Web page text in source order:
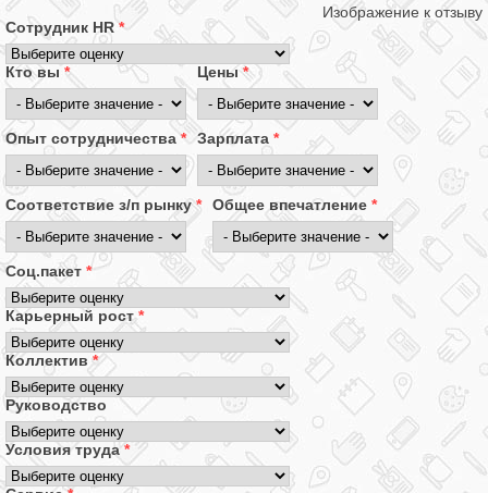
Изображение к отзыву
Сотрудник HR*
Кто вы * Цены*
Опыт сотрудничества* Зарплата *
Соответствие з/п рынку* Общее впечатление *
Соц.пакет *
Карьерный рост*
Коллектив*
Руководство
Условия труда*